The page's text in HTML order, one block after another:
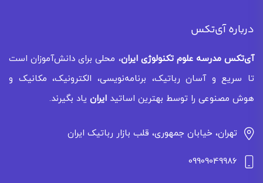
درباره آی‌تکس
آی‌تکس مدرسه علوم تکنولوژی ایران، محلی برای دانش‌آموزان است
تا سریع و آسان رباتیک، برنامه‌نویسی، الکترونیک، مکانیک و
هوش مصنوعی را توسط بهترین اساتید ایران یاد بگیرند.
تهران، خیابان جمهوری، قلب بازار رباتیک ایران
09909049986